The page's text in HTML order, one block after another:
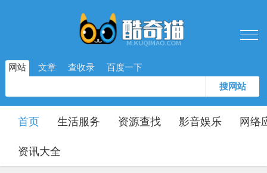
网站 文章 查收录 百度一下
搜网站
首页 生活服务 资源查找 影音娱乐 网络
资讯大全